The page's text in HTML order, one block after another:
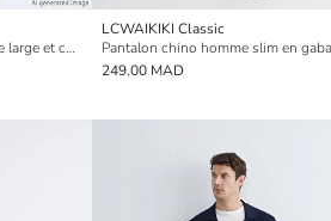
Pantalon chino homme à jambe large et coupe décontractée
LCWAIKIKI Classic
Pantalon chino homme slim en
249.00 MAD